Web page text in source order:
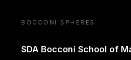
BOCCONI SPHERES
SDA Bocconi School of